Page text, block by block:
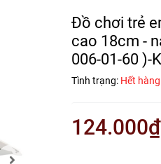
Đồ chơi trẻ
cao 18cm -
006-01-60 )-
Tình trạng: Hết hàng
124.000₫